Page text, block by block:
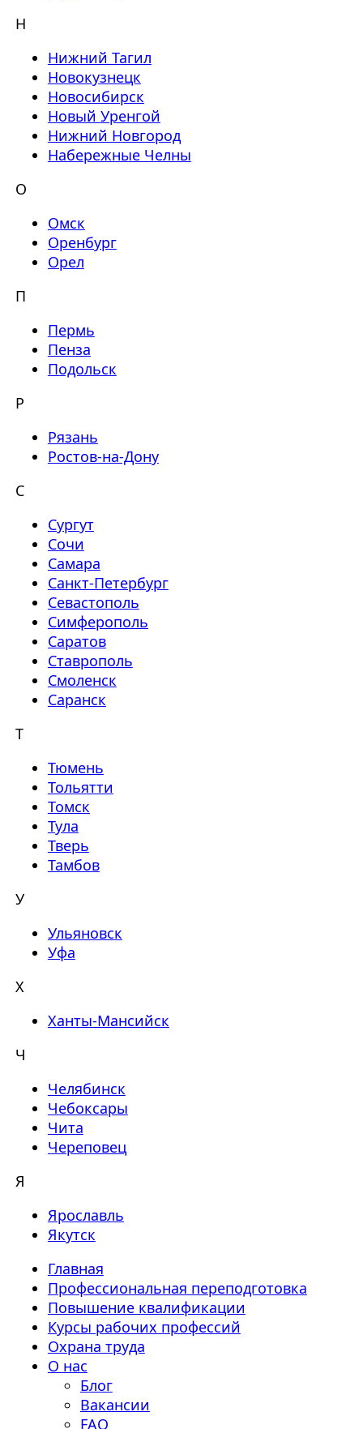
Н
Нижний Тагил
Новокузнецк
Новосибирск
Новый Уренгой
Нижний Новгород
Набережные Челны
О
Омск
Оренбург
Орел
П
Пермь
Пенза
Подольск
Р
Рязань
Ростов-на-Дону
С
Сургут
Сочи
Самара
Санкт-Петербург
Севастополь
Симферополь
Саратов
Ставрополь
Смоленск
Саранск
Т
Тюмень
Тольятти
Томск
Тула
Тверь
Тамбов
У
Ульяновск
Уфа
Х
Ханты-Мансийск
Ч
Челябинск
Чебоксары
Чита
Череповец
Я
Ярославль
Якутск
Главная
Профессиональная переподготовка
Повышение квалификации
Курсы рабочих профессий
Охрана труда
О нас
Блог
Вакансии
FAQ